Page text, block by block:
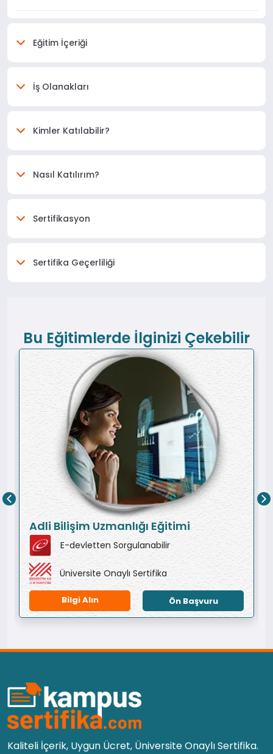
Eğitim İçeriği
İş Olanakları
Kimler Katılabilir?
Nasıl Katılırım?
Sertifikasyon
Sertifika Geçerliliği
Bu Eğitimlerde İlginizi Çekebilir
Adli Bilişim Uzmanlığı Eğitimi
E-devletten Sorgulanabilir
Üniversite Onaylı Sertifika
Bilgi Alın Ön Başvuru
Kaliteli İçerik, Uygun Ücret, Üniversite Onaylı Sertifika.